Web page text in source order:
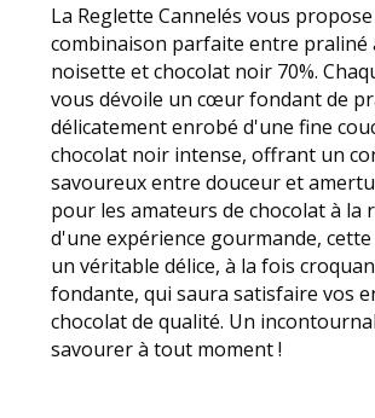
La Reglette Cannelés vous
combinaison parfaite entre praliné
noisette et chocolat noir 70%.
vous dévoile un cœur fondant de
délicatement enrobé d'une fine
chocolat noir intense, offrant un
savoureux entre douceur et
pour les amateurs de chocolat à la
d'une expérience gourmande,
un véritable délice, à la fois
fondante, qui saura satisfaire vos
chocolat de qualité. Un
savourer à tout moment !